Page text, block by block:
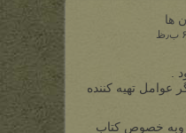
ها
.
عوامل تهیه کننده
وبه خصوص کتاب